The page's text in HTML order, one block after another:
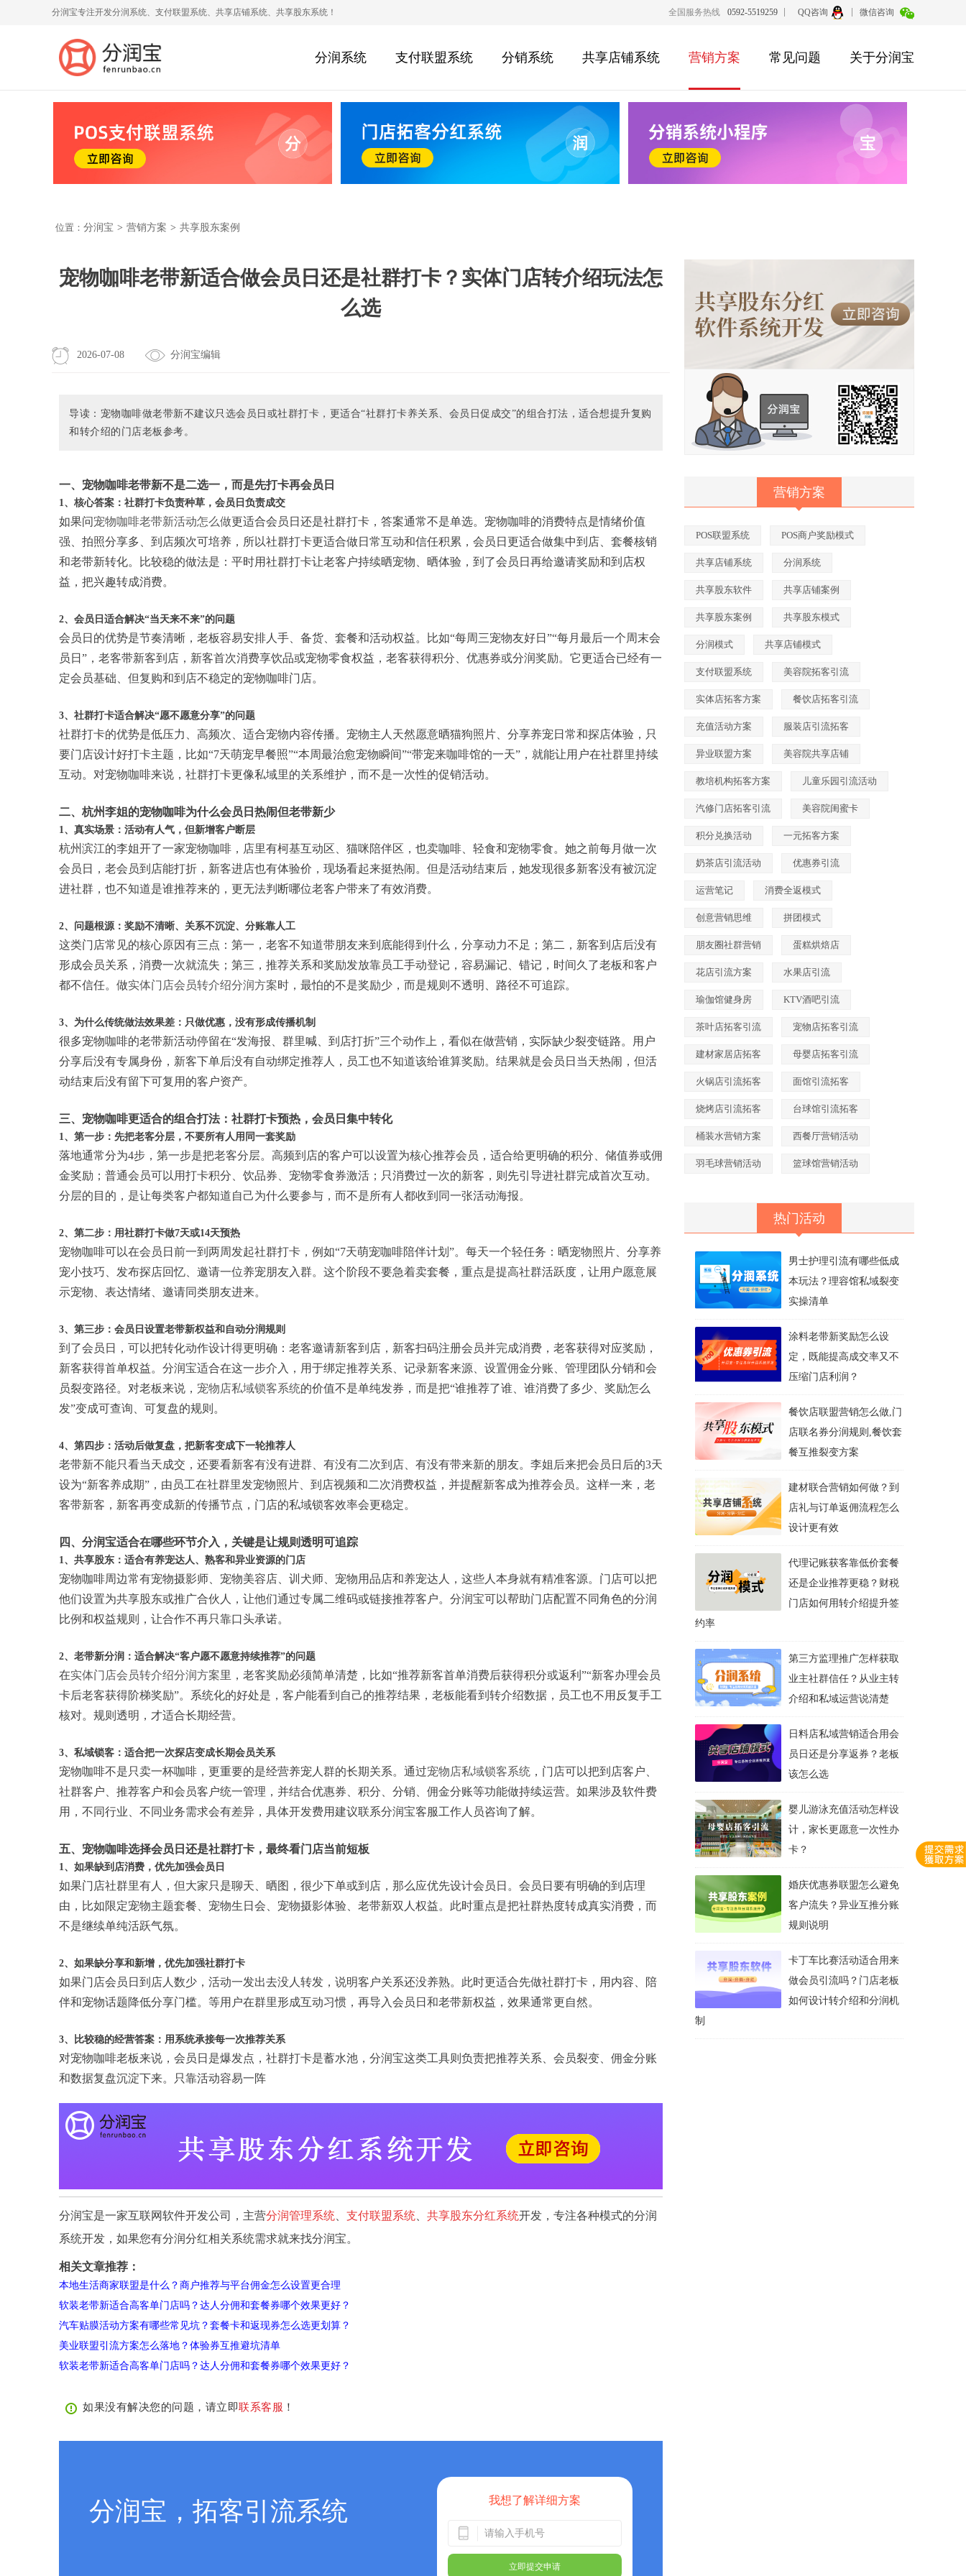
分润宝专注开发分润系统、支付联盟系统、共享店铺系统、共享股东系统！ 全国服务热线 0592-5519259 QQ咨询 微信咨询
分润系统 支付联盟系统 分销系统 共享店铺系统 营销方案 常见问题 关于分润宝
位置： 分润宝 > 营销方案 > 共享股东案例
宠物咖啡老带新适合做会员日还是社群打卡？实体门店转介绍玩法怎
么选
2026-07-08 分润宝编辑
导读：宠物咖啡做老带新不建议只选会员日或社群打卡，更适合“社群打卡养关系、会员日促成交”的组合打法，适合想提升复购
和转介绍的门店老板参考。
一、宠物咖啡老带新不是二选一，而是先打卡再会员日
1、核心答案：社群打卡负责种草，会员日负责成交
如果问宠物咖啡老带新活动怎么做更适合会员日还是社群打卡，答案通常不是单选。宠物咖啡的消费特点是情绪价值
强、拍照分享多、到店频次可培养，所以社群打卡更适合做日常互动和信任积累，会员日更适合做集中到店、套餐核销
和老带新转化。比较稳的做法是：平时用社群打卡让老客户持续晒宠物、晒体验，到了会员日再给邀请奖励和到店权
益，把兴趣转成消费。
2、会员日适合解决“当天来不来”的问题
会员日的优势是节奏清晰，老板容易安排人手、备货、套餐和活动权益。比如“每周三宠物友好日”“每月最后一个周末会
员日”，老客带新客到店，新客首次消费享饮品或宠物零食权益，老客获得积分、优惠券或分润奖励。它更适合已经有一
定会员基础、但复购和到店不稳定的宠物咖啡门店。
3、社群打卡适合解决“愿不愿意分享”的问题
社群打卡的优势是低压力、高频次、适合宠物内容传播。宠物主人天然愿意晒猫狗照片、分享养宠日常和探店体验，只
要门店设计好打卡主题，比如“7天萌宠早餐照”“本周最治愈宠物瞬间”“带宠来咖啡馆的一天”，就能让用户在社群里持续
互动。对宠物咖啡来说，社群打卡更像私域里的关系维护，而不是一次性的促销活动。
二、杭州李姐的宠物咖啡为什么会员日热闹但老带新少
1、真实场景：活动有人气，但新增客户断层
杭州滨江的李姐开了一家宠物咖啡，店里有柯基互动区、猫咪陪伴区，也卖咖啡、轻食和宠物零食。她之前每月做一次
会员日，老会员到店能打折，新客进店也有体验价，现场看起来挺热闹。但是活动结束后，她发现很多新客没有被沉淀
进社群，也不知道是谁推荐来的，更无法判断哪位老客户带来了有效消费。
2、问题根源：奖励不清晰、关系不沉淀、分账靠人工
这类门店常见的核心原因有三点：第一，老客不知道带朋友来到底能得到什么，分享动力不足；第二，新客到店后没有
形成会员关系，消费一次就流失；第三，推荐关系和奖励发放靠员工手动登记，容易漏记、错记，时间久了老板和客户
都不信任。做实体门店会员转介绍分润方案时，最怕的不是奖励少，而是规则不透明、路径不可追踪。
3、为什么传统做法效果差：只做优惠，没有形成传播机制
很多宠物咖啡的老带新活动停留在“发海报、群里喊、到店打折”三个动作上，看似在做营销，实际缺少裂变链路。用户
分享后没有专属身份，新客下单后没有自动绑定推荐人，员工也不知道该给谁算奖励。结果就是会员日当天热闹，但活
动结束后没有留下可复用的客户资产。
三、宠物咖啡更适合的组合打法：社群打卡预热，会员日集中转化
1、第一步：先把老客分层，不要所有人用同一套奖励
落地通常分为4步，第一步是把老客分层。高频到店的客户可以设置为核心推荐会员，适合给更明确的积分、储值券或佣
金奖励；普通会员可以用打卡积分、饮品券、宠物零食券激活；只消费过一次的新客，则先引导进社群完成首次互动。
分层的目的，是让每类客户都知道自己为什么要参与，而不是所有人都收到同一张活动海报。
2、第二步：用社群打卡做7天或14天预热
宠物咖啡可以在会员日前一到两周发起社群打卡，例如“7天萌宠咖啡陪伴计划”。每天一个轻任务：晒宠物照片、分享养
宠小技巧、发布探店回忆、邀请一位养宠朋友入群。这个阶段不要急着卖套餐，重点是提高社群活跃度，让用户愿意展
示宠物、表达情绪、邀请同类朋友进来。
3、第三步：会员日设置老带新权益和自动分润规则
到了会员日，可以把转化动作设计得更明确：老客邀请新客到店，新客扫码注册会员并完成消费，老客获得对应奖励，
新客获得首单权益。分润宝适合在这一步介入，用于绑定推荐关系、记录新客来源、设置佣金分账、管理团队分销和会
员裂变路径。对老板来说， 宠物店私域锁客系统的价值不是单纯发券，而是把“谁推荐了谁、谁消费了多少、奖励怎么
发”变成可查询、可复盘的规则。
4、第四步：活动后做复盘，把新客变成下一轮推荐人
老带新不能只看当天成交，还要看新客有没有进群、有没有二次到店、有没有带来新的朋友。李姐后来把会员日后的3天
设为“新客养成期”，由员工在社群里发宠物照片、到店视频和二次消费权益，并提醒新客成为推荐会员。这样一来，老
客带新客，新客再变成新的传播节点，门店的私域锁客效率会更稳定。
四、分润宝适合在哪些环节介入，关键是让规则透明可追踪
1、共享股东：适合有养宠达人、熟客和异业资源的门店
宠物咖啡周边常有宠物摄影师、宠物美容店、训犬师、宠物用品店和养宠达人，这些人本身就有精准客源。门店可以把
他们设置为共享股东或推广合伙人，让他们通过专属二维码或链接推荐客户。分润宝可以帮助门店配置不同角色的分润
比例和权益规则，让合作不再只靠口头承诺。
2、老带新分润：适合解决“客户愿不愿意持续推荐”的问题
在实体门店会员转介绍分润方案里，老客奖励必须简单清楚，比如“推荐新客首单消费后获得积分或返利”“新客办理会员
卡后老客获得阶梯奖励”。系统化的好处是，客户能看到自己的推荐结果，老板能看到转介绍数据，员工也不用反复手工
核对。规则透明，才适合长期经营。
3、私域锁客：适合把一次探店变成长期会员关系
宠物咖啡不是只卖一杯咖啡，更重要的是经营养宠人群的长期关系。通过宠物店私域锁客系统 ，门店可以把到店客户、
社群客户、推荐客户和会员客户统一管理，并结合优惠券、积分、分销、佣金分账等功能做持续运营。如果涉及软件费
用，不同行业、不同业务需求会有差异，具体开发费用建议联系分润宝客服工作人员咨询了解。
五、宠物咖啡选择会员日还是社群打卡，最终看门店当前短板
1、如果缺到店消费，优先加强会员日
如果门店社群里有人，但大家只是聊天、晒图，很少下单或到店，那么应优先设计会员日。会员日要有明确的到店理
由，比如限定宠物主题套餐、宠物生日会、宠物摄影体验、老带新双人权益。此时重点是把社群热度转成真实消费，而
不是继续单纯活跃气氛。
2、如果缺分享和新增，优先加强社群打卡
如果门店会员日到店人数少，活动一发出去没人转发，说明客户关系还没养熟。此时更适合先做社群打卡，用内容、陪
伴和宠物话题降低分享门槛。等用户在群里形成互动习惯，再导入会员日和老带新权益，效果通常更自然。
3、比较稳的经营答案：用系统承接每一次推荐关系
对宠物咖啡老板来说，会员日是爆发点，社群打卡是蓄水池，分润宝这类工具则负责把推荐关系、会员裂变、佣金分账
和数据复盘沉淀下来。只靠活动容易一阵
分润宝是一家互联网软件开发公司，主营分润管理系统 支付联盟系统 共享股东分红系统开发，专注各种模式的分润
系统开发，如果您有分润分红相关系统需求就来找分润宝。
相关文章推荐：
本地生活商家联盟是什么？商户推荐与平台佣金怎么设置更合理
软装老带新适合高客单门店吗？达人分佣和套餐券哪个效果更好？
汽车贴膜活动方案有哪些常见坑？套餐卡和返现券怎么选更划算？
美业联盟引流方案怎么落地？体验券互推避坑清单
软装老带新适合高客单门店吗？达人分佣和套餐券哪个效果更好？
如果没有解决您的问题，请立即联系客服 ！
分润宝，拓客引流系统 我想了解详细方案
立即提交申请
营销方案
POS联盟系统 POS商户奖励模式
共享店铺系统 分润系统
共享股东软件 共享店铺案例
共享股东案例 共享股东模式
分润模式 共享店铺模式
支付联盟系统 美容院拓客引流
实体店拓客方案 餐饮店拓客引流
充值活动方案 服装店引流拓客
异业联盟方案 美容院共享店铺
教培机构拓客方案 儿童乐园引流活动
汽修门店拓客引流 美容院闺蜜卡
积分兑换活动 一元拓客方案
奶茶店引流活动 优惠券引流
运营笔记 消费全返模式
创意营销思维 拼团模式
朋友圈社群营销 蛋糕烘焙店
花店引流方案 水果店引流
瑜伽馆健身房 KTV酒吧引流
茶叶店拓客引流 宠物店拓客引流
建材家居店拓客 母婴店拓客引流
火锅店引流拓客 面馆引流拓客
烧烤店引流拓客 台球馆引流拓客
桶装水营销方案 西餐厅营销活动
羽毛球营销活动 篮球馆营销活动
热门活动
男士护理引流有哪些低成
本玩法？理容馆私域裂变
实操清单
涂料老带新奖励怎么设
定，既能提高成交率又不
压缩门店利润？
餐饮店联盟营销怎么做,门
店联名券分润规则,餐饮套
餐互推裂变方案
建材联合营销如何做？到
店礼与订单返佣流程怎么
设计更有效
代理记账获客靠低价套餐
还是企业推荐更稳？财税
门店如何用转介绍提升签
约率
第三方监理推广怎样获取
业主社群信任？从业主转
介绍和私域运营说清楚
日料店私域营销适合用会
员日还是分享返券？老板
该怎么选
婴儿游泳充值活动怎样设
计，家长更愿意一次性办
卡？
婚庆优惠券联盟怎么避免
客户流失？异业互推分账
规则说明
卡丁车比赛活动适合用来
做会员引流吗？门店老板
如何设计转介绍和分润机
制